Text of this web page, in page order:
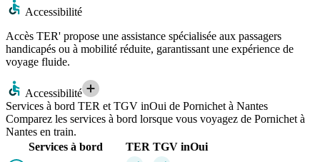
Accessibilité
Accès TER' propose une assistance spécialisée aux passagers
handicapés ou à mobilité réduite, garantissant une expérience de
voyage fluide.
Accessibilité
Services à bord TER et TGV inOui de Pornichet à Nantes
Comparez les services à bord lorsque vous voyagez de Pornichet à
Nantes en train.
Services à bord
TER TGV inOui